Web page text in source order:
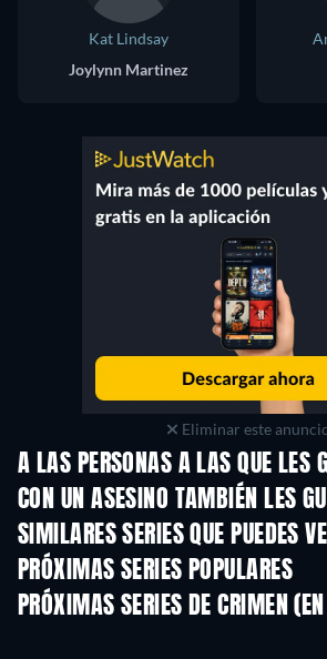
Kat Lindsay
Joylynn Martinez
Eliminar este
A LAS PERSONAS A LAS QUE LES
CON UN ASESINO TAMBIÉN LES
SIMILARES SERIES QUE PUEDES
TV
PRÓXIMAS SERIES POPULARES
TV
PRÓXIMAS SERIES DE CRIMEN
Temporada 6